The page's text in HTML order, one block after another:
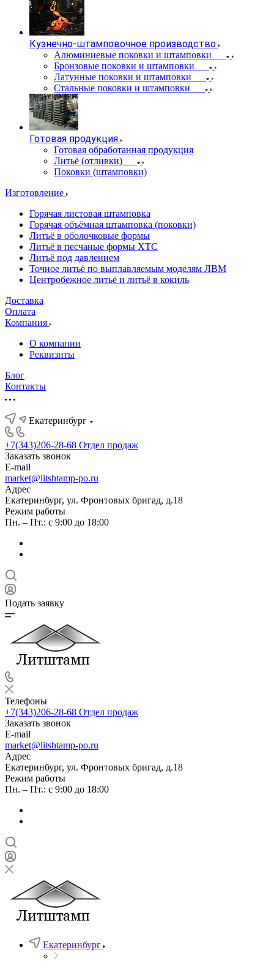
Кузнечно-штамповочное производство
Алюминиевые поковки и штамповки
Бронзовые поковки и штамповки
Латунные поковки и штамповки
Стальные поковки и штамповки
Готовая продукция
Готовая обработанная продукция
Литьё (отливки)
Поковки (штамповки)
Изготовление
Горячая листовая штамповка
Горячая объёмная штамповка (поковки)
Литьё в оболочковые формы
Литьё в песчаные формы ХТС
Литьё под давлением
Точное литьё по выплавляемым моделям ЛВМ
Центробежное литьё и литьё в кокиль
Доставка
Оплата
Компания
О компании
Реквизиты
Блог
Контакты
Екатеринбург
+7(343)206-28-68 Отдел продаж
Заказать звонок
E-mail
market@litshtamp-po.ru
Адрес
Екатеринбург, ул. Фронтовых бригад, д.18
Режим работы
Пн. – Пт.: с 9:00 до 18:00
Подать заявку
Телефоны
+7(343)206-28-68 Отдел продаж
Заказать звонок
E-mail
market@litshtamp-po.ru
Адрес
Екатеринбург, ул. Фронтовых бригад, д.18
Режим работы
Пн. – Пт.: с 9:00 до 18:00
Екатеринбург